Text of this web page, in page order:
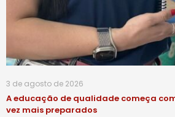
3 de agosto de 2026
A educação de qualidade começa
vez mais preparados